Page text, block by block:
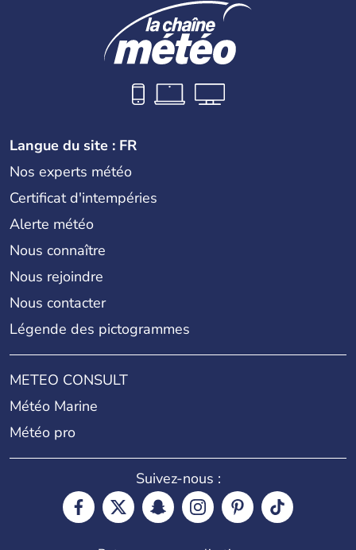
Langue du site : FR
Nos experts météo
Certificat d'intempéries
Alerte météo
Nous connaître
Nous rejoindre
Nous contacter
Légende des pictogrammes
METEO CONSULT
Météo Marine
Météo pro
Suivez-nous :